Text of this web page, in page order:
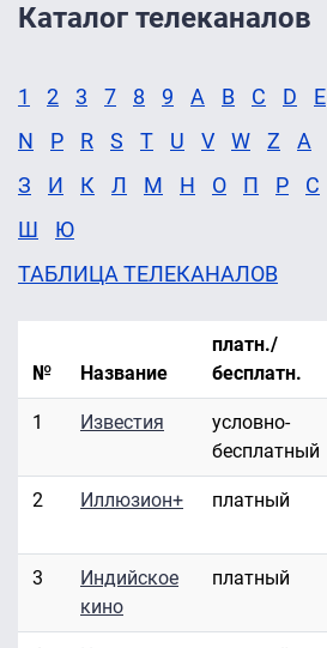
Каталог телеканалов
1 2 3 7 8 9 A B C D E
N
P R S T U V W Z А
З
И К Л М Н О П Р С
Ш
Ю
ТАБЛИЦА ТЕЛЕКАНАЛОВ
№ Название
платн./
бесплатн.
1 Известия
условно-
бесплатный
2 Иллюзион+ платный
3
Индийское
кино
платный